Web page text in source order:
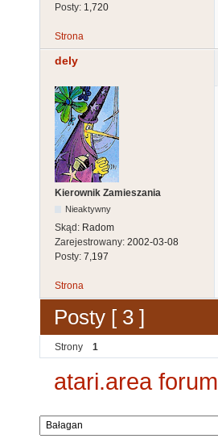
Posty: 1,720
Strona
dely
Kierownik Zamieszania
Nieaktywny
Skąd: Radom
Zarejestrowany: 2002-03-08
Posty: 7,197
Strona
Posty [ 3 ]
Strony 1
atari.area forum